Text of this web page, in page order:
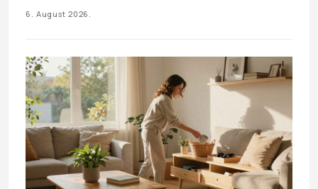
6. August 2026.